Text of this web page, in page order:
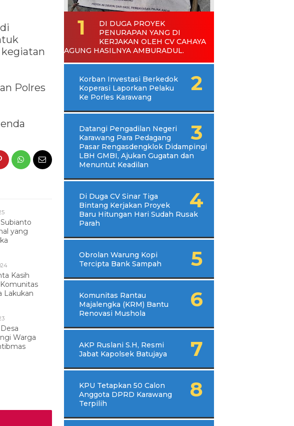
Polres
yang
Kasih
Lakukan
Warga
DI DUGA PROYEK
PENURAPAN YANG DI
KERJAKAN OLEH CV CAHAYA
AGUNG HASILNYA AMBURADUL.
Korban Investasi Berkedok
Koperasi Laporkan Pelaku
Ke Porles Karawang
Datangi Pengadilan Negeri
Karawang Para Pedagang
Pasar Rengasdengklok Didampingi
LBH GMBI, Ajukan Gugatan dan
Menuntut Keadilan
Di Duga CV Sinar Tiga
Bintang Kerjakan Proyek
Baru Hitungan Hari Sudah Rusak
Parah
Obrolan Warung Kopi
Tercipta Bank Sampah
Komunitas Rantau
Majalengka (KRM) Bantu
Renovasi Mushola
AKP Ruslani S.H, Resmi
Jabat Kapolsek Batujaya
KPU Tetapkan 50 Calon
Anggota DPRD Karawang
Terpilih